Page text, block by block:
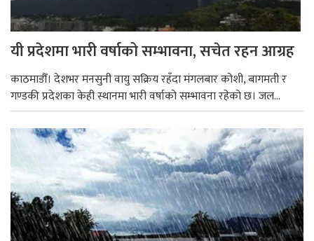
यी प्रदेशमा भारी वर्षाको सम्भावना, सचेत रहन आग्रह
काठमाडौँ। देशभर मनसुनी वायु सक्रिय रहँदा मंगलबार कोशी, बागमती र
गण्डकी प्रदेशका केही स्थानमा भारी वर्षाको सम्भावना रहेको छ। जल...